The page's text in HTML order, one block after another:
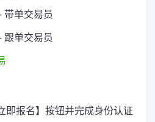
带单交易员
跟单交易员
即报名】按钮并完成身份认证